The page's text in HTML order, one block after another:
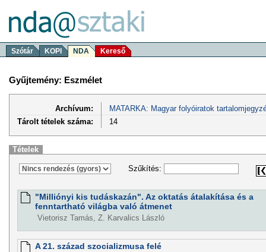
Szótár KOPI NDA Kereső
Gyűjtemény: Eszmélet
Archívum:
MATARKA: Magyar folyóiratok
Tárolt tételek száma:
14
Tételek
Szűkítés:
"Milliónyi kis tudáskazán". Az oktatás átalakítása és a
fenntartható világba való átmenet
Vietorisz Tamás, Z. Karvalics László
A 21. század szocializmusa felé